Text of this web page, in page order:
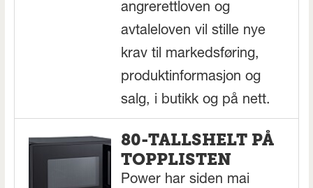
angrerettloven og
avtaleloven vil stille nye
krav til markedsføring,
produktinformasjon og
salg, i butikk og på nett.
80-TALLSHELT PÅ
TOPPLISTEN
Power har siden mai